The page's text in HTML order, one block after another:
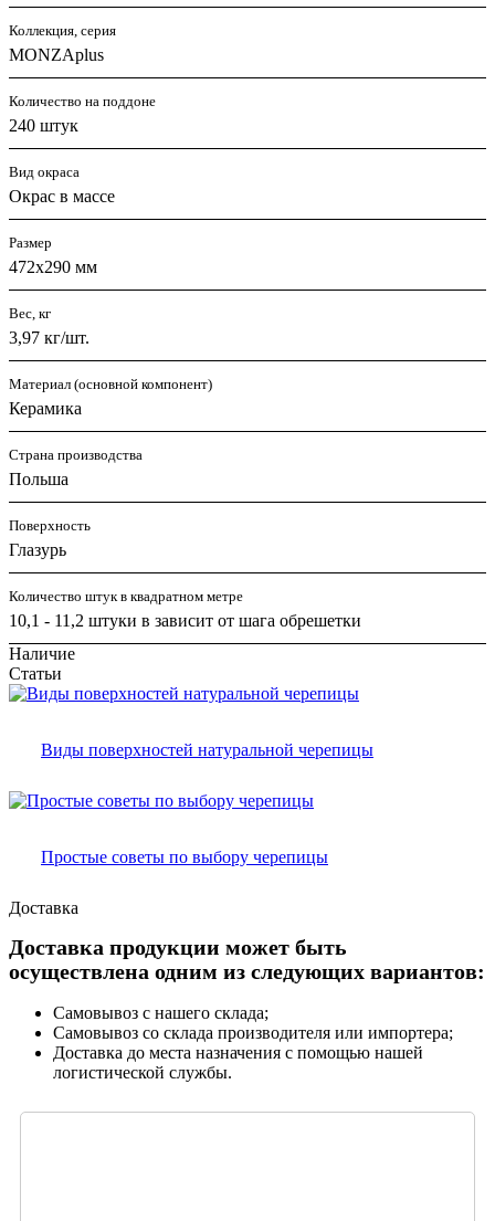
Коллекция, серия
MONZAplus
Количество на поддоне
240 штук
Вид окраса
Окрас в массе
Размер
472х290 мм
Вес, кг
3,97 кг/шт.
Материал (основной компонент)
Керамика
Страна производства
Польша
Поверхность
Глазурь
Количество штук в квадратном метре
10,1 - 11,2 штуки в зависит от шага обрешетки
Наличие
Статьи
Виды поверхностей натуральной черепицы
Простые советы по выбору черепицы
Доставка
Доставка продукции может быть
осуществлена одним из следующих вариантов:
Самовывоз с нашего склада;
Самовывоз со склада производителя или импортера;
Доставка до места назначения с помощью нашей
логистической службы.